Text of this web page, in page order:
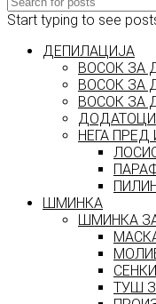
Start typing to see
ДЕПИЛАЦИЈА
ВОСОК ЗА
ВОСОК ЗА
ВОСОК ЗА
НЕГА
ШМИНКА
ШМИНКА
ТУШ